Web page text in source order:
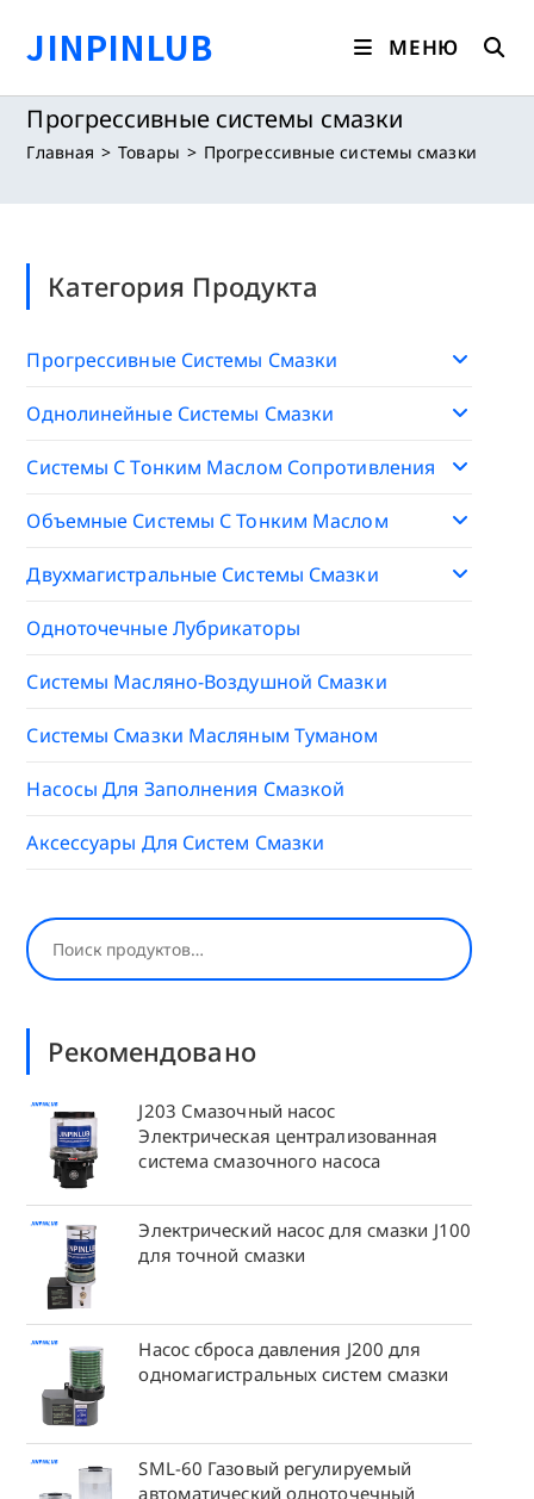
содержимому
JINPINLUB МЕНЮ
Прогрессивные системы смазки
Главная > Товары > Прогрессивные системы смазки
Категория Продукта
Прогрессивные Системы Смазки
Однолинейные Системы Смазки
Системы С Тонким Маслом Сопротивления
Объемные Системы С Тонким Маслом
Двухмагистральные Системы Смазки
Одноточечные Лубрикаторы
Системы Масляно-Воздушной Смазки
Системы Смазки Масляным Туманом
Насосы Для Заполнения Смазкой
Аксессуары Для Систем Смазки
Поиск
Рекомендовано
J203 Смазочный насос
Электрическая централизованная
система смазочного насоса
Электрический насос для смазки J100
для точной смазки
Насос сброса давления J200 для
одномагистральных систем смазки
SML-60 Газовый регулируемый
автоматический одноточечный